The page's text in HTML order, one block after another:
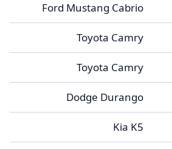
Ford Mustang Cabrio
Toyota Camry
Toyota Camry
Dodge Durango
Kia K5